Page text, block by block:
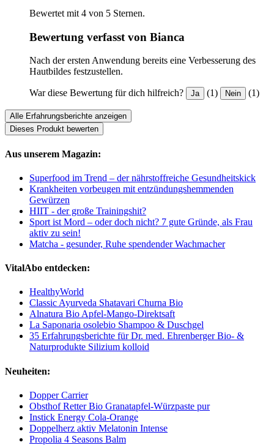
Bewertet mit 4 von 5 Sternen.
Bewertung verfasst von Bianca
Nach der ersten Anwendung bereits eine Verbesserung des
Hautbildes festzustellen.
War diese Bewertung für dich hilfreich? Ja (1) Nein (1)
Alle Erfahrungsberichte anzeigen
Dieses Produkt bewerten
Aus unserem Magazin:
Superfood im Trend – der nährstoffreiche Gesundheitskick
Krankheiten vorbeugen mit entzündungshemmenden
Gewürzen
HIIT - der große Trainingshit?
Sport ist Mord – oder doch nicht? 7 gute Gründe, als Frau
aktiv zu sein!
Matcha - gesunder, Ruhe spendender Wachmacher
VitalAbo entdecken:
HealthyWorld
Classic Ayurveda Shatavari Churna Bio
Alnatura Bio Apfel-Mango-Direktsaft
La Saponaria osolebio Shampoo & Duschgel
35 Erfahrungsberichte für Dr. med. Ehrenberger Bio- &
Naturprodukte Silizium kolloid
Neuheiten:
Dopper Carrier
Obsthof Retter Bio Granatapfel-Würzpaste pur
Instick Energy Cola-Orange
Doppelherz aktiv Melatonin Intense
Propolia 4 Seasons Balm